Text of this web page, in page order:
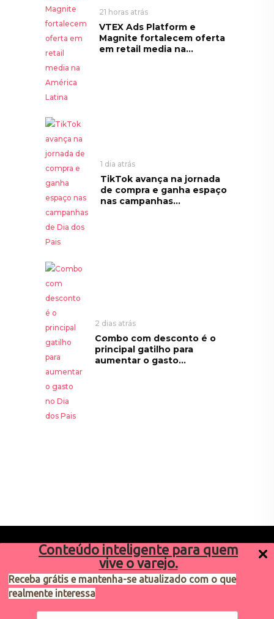
Conteúdo inteligente para quem
vive o varejo.
Receba grátis e mantenha-se atualizado com o que
realmente interessa
21 horas atrás
VTEX Ads Platform e
Magnite fortalecem oferta
em retail media na...
1 dia atrás
TikTok avança na jornada
de compra e ganha espaço
nas campanhas...
2 dias atrás
Combo com desconto é o
principal gatilho para
aumentar o gasto...